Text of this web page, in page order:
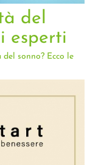
del
esperti
sonno? Ecco le